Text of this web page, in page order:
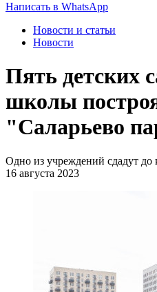
Написать в WhatsApp
Новости и статьи
Новости
Пять детских
школы
"Саларьево
Одно из учреждений сдадут до
16 августа 2023